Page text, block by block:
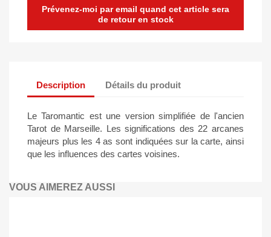
Prévenez-moi par email quand cet article sera
de retour en stock
Description Détails du produit
Le Taromantic est une version simplifiée de l'ancien
Tarot de Marseille. Les significations des 22 arcanes
majeurs plus les 4 as sont indiquées sur la carte, ainsi
que les influences des cartes voisines.
VOUS AIMEREZ AUSSI